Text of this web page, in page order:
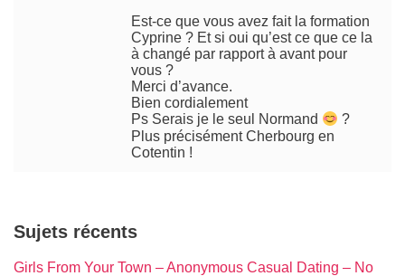
Est-ce que vous avez fait la formation
Cyprine ? Et si oui qu’est ce que ce la
à changé par rapport à avant pour
vous ?
Merci d’avance.
Bien cordialement
Ps Serais je le seul Normand
?
Plus précisément Cherbourg en
Cotentin !
Sujets récents
Girls From Your Town – Anonymous Casual Dating – No